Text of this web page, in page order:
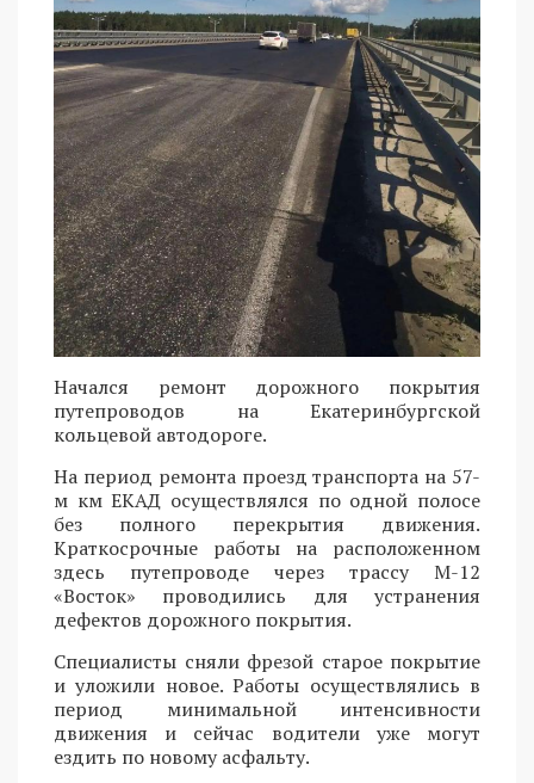
Начался ремонт дорожного покрытия
путепроводов на Екатеринбургской
кольцевой автодороге.
На период ремонта проезд транспорта на 57-
м км ЕКАД осуществлялся по одной полосе
без полного перекрытия движения.
Краткосрочные работы на расположенном
здесь путепроводе через трассу М-12
«Восток» проводились для устранения
дефектов дорожного покрытия.
Специалисты сняли фрезой старое покрытие
и уложили новое. Работы осуществлялись в
период минимальной интенсивности
движения и сейчас водители уже могут
ездить по новому асфальту.